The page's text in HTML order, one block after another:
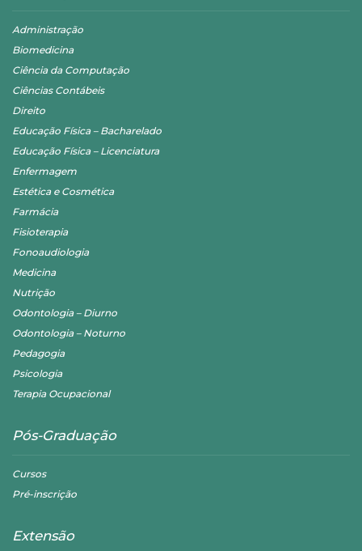
Administração
Biomedicina
Ciência da Computação
Ciências Contábeis
Direito
Educação Física – Bacharelado
Educação Física – Licenciatura
Enfermagem
Estética e Cosmética
Farmácia
Fisioterapia
Fonoaudiologia
Medicina
Nutrição
Odontologia – Diurno
Odontologia – Noturno
Pedagogia
Psicologia
Terapia Ocupacional
Pós-Graduação
Cursos
Pré-inscrição
Extensão